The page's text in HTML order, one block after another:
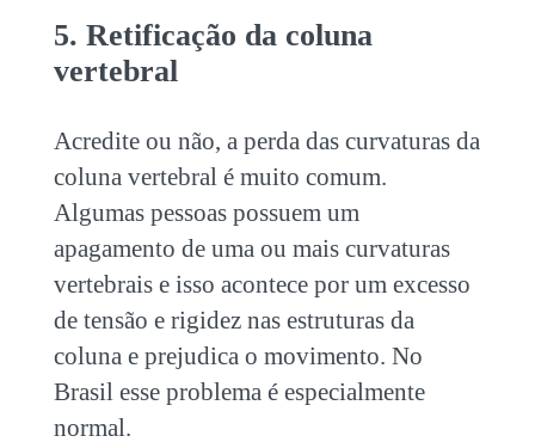
5. Retificação da coluna
vertebral
Acredite ou não, a perda das curvaturas da
coluna vertebral é muito comum.
Algumas pessoas possuem um
apagamento de uma ou mais curvaturas
vertebrais e isso acontece por um excesso
de tensão e rigidez nas estruturas da
coluna e prejudica o movimento. No
Brasil esse problema é especialmente
normal.